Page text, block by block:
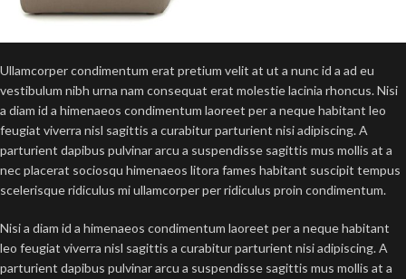
Ullamcorper condimentum erat pretium velit at ut a nunc id a ad eu
vestibulum nibh urna nam consequat erat molestie lacinia rhoncus. Nisi
a diam id a himenaeos condimentum laoreet per a neque habitant leo
feugiat viverra nisl sagittis a curabitur parturient nisi adipiscing. A
parturient dapibus pulvinar arcu a suspendisse sagittis mus mollis at a
nec placerat sociosqu himenaeos litora fames habitant suscipit tempus
scelerisque ridiculus mi ullamcorper per ridiculus proin condimentum.
Nisi a diam id a himenaeos condimentum laoreet per a neque habitant
leo feugiat viverra nisl sagittis a curabitur parturient nisi adipiscing. A
parturient dapibus pulvinar arcu a suspendisse sagittis mus mollis at a